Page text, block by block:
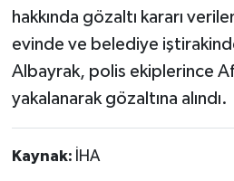
hakkında gözaltı kararı
evinde ve belediye
Albayrak, polis ekiplerince
yakalanarak gözaltına alındı.
Kaynak: İHA